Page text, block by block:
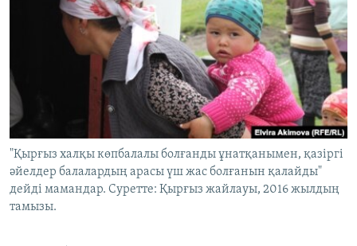
Русский
Басқа тілдерде
"Қырғыз халқы көпбалалы болғанды ұнатқанымен, қазіргі
әйелдер балалардың арасы үш жас болғанын қалайды"
дейді мамандар. Суретте: Қырғыз жайлауы, 2016 жылдың
тамызы.